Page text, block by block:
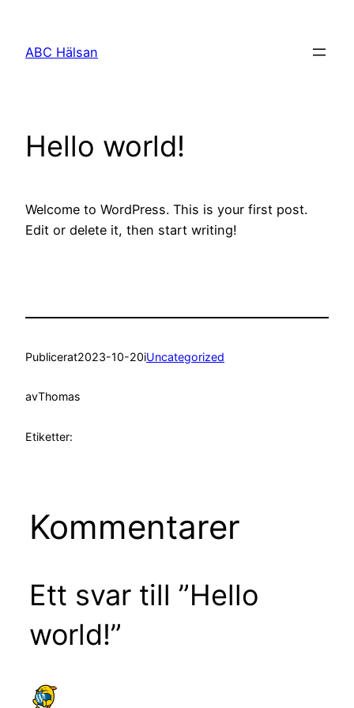
innehåll
ABC Hälsan
Hello world!
Welcome to WordPress. This is your first post.
Edit or delete it, then start writing!
Publicerat2023-10-20iUncategorized
avThomas
Etiketter:
Kommentarer
Ett svar till ”Hello
world!”